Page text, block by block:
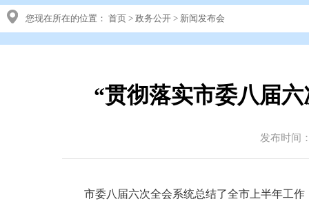
您现在所在的位置： 首页 > 政务公开 > 新闻发布会
“贯彻落实市委八届
发布时间
市委八届六次全会系统总结了全市上半年工作